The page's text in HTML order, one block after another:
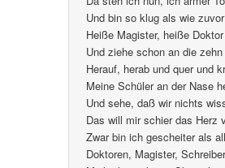
Und bin so klug als wie
Heiße Magister, heiße
Und ziehe schon an die
Herauf, herab und quer und
Meine Schüler an der Nase
Und sehe, daß wir nichts
Das will mir schier das Herz
Zwar bin ich gescheiter als
Doktoren, Magister,